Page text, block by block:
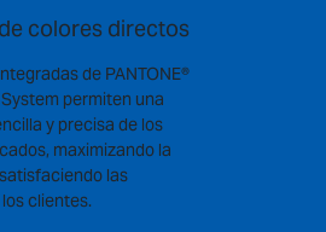
colores directos
de PANTONE®
permiten una
y precisa de los
maximizando la
las
clientes.